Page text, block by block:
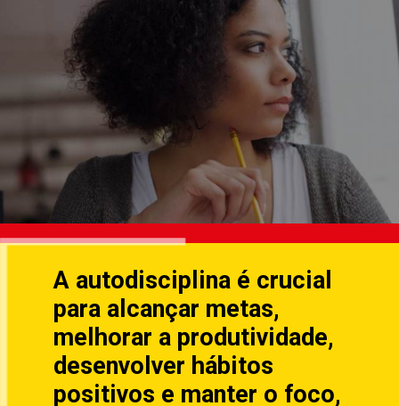
A autodisciplina é crucial
para alcançar metas,
melhorar a produtividade,
desenvolver hábitos
positivos e manter o foco,